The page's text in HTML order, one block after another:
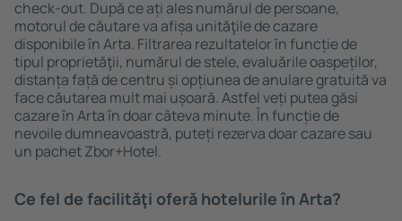
check-out. După ce ați ales numărul de persoane,
motorul de căutare va afișa unităţile de cazare
disponibile în Arta. Filtrarea rezultatelor în funcție de
tipul proprietăţii, numărul de stele, evaluările oaspeților,
distanța față de centru și opțiunea de anulare gratuită va
face căutarea mult mai ușoară. Astfel veți putea găsi
cazare în Arta în doar câteva minute. În funcție de
nevoile dumneavoastră, puteți rezerva doar cazare sau
un pachet Zbor+Hotel.
Ce fel de facilităţi oferă hotelurile în Arta?